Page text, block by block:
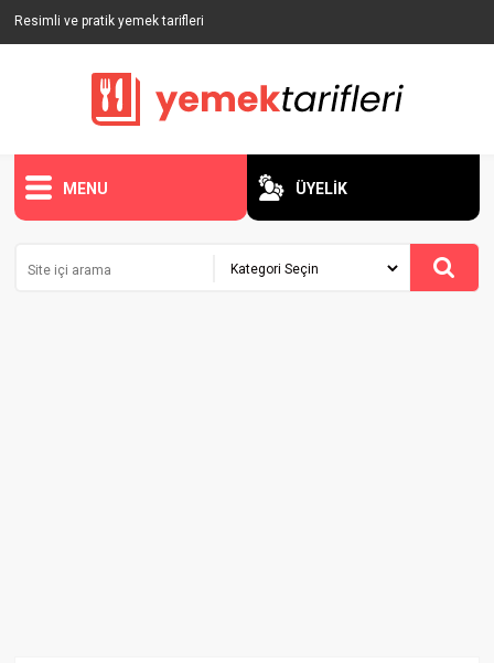
Resimli ve pratik yemek tarifleri
MENU ÜYELİK